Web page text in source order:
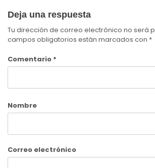
Deja una respuesta
Tu dirección de correo electrónico no será
campos obligatorios están marcados con *
Comentario *
Nombre
Correo electrónico